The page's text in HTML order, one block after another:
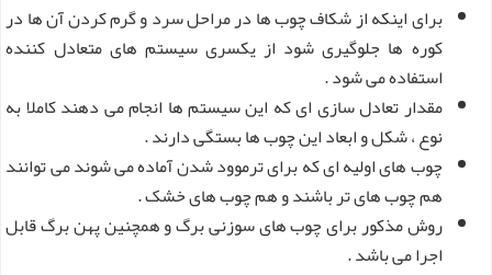
برای اینکه از شکاف چوب ها در مراحل سرد و گرم کردن آن ها در
کوره ها جلوگیری شود از یکسری سیستم های متعادل کننده
استفاده می شود .
مقدار تعادل سازی ای که این سیستم ها انجام می دهند کاملا به
نوع ، شکل و ابعاد این چوب ها بستگی دارند .
چوب های اولیه ای که برای ترموود شدن آماده می شوند می توانند
هم چوب های تر باشند و هم چوب های خشک .
روش مذکور برای چوب های سوزنی برگ و همچنین پهن برگ قابل
اجرا می باشد .